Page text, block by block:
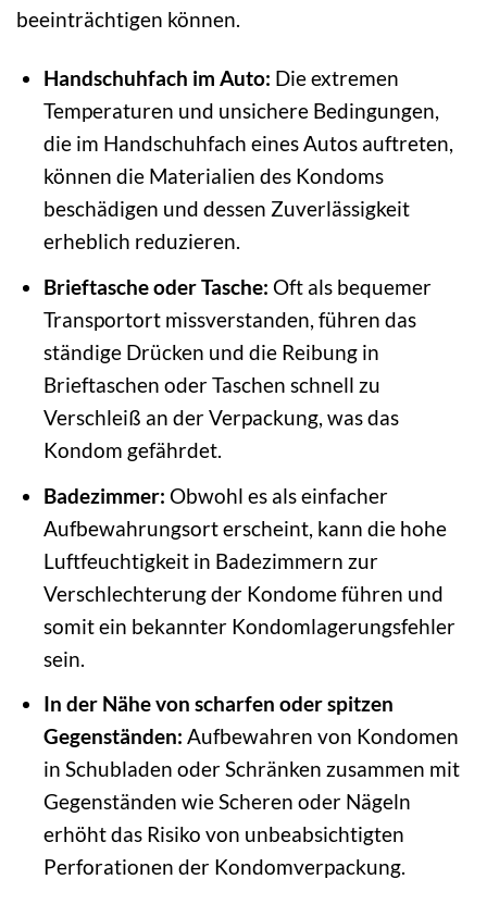
beeinträchtigen können.
Handschuhfach im Auto: Die extremen
Temperaturen und unsichere Bedingungen,
die im Handschuhfach eines Autos auftreten,
können die Materialien des Kondoms
beschädigen und dessen Zuverlässigkeit
erheblich reduzieren.
Brieftasche oder Tasche: Oft als bequemer
Transportort missverstanden, führen das
ständige Drücken und die Reibung in
Brieftaschen oder Taschen schnell zu
Verschleiß an der Verpackung, was das
Kondom gefährdet.
Badezimmer: Obwohl es als einfacher
Aufbewahrungsort erscheint, kann die hohe
Luftfeuchtigkeit in Badezimmern zur
Verschlechterung der Kondome führen und
somit ein bekannter Kondomlagerungsfehler
sein.
In der Nähe von scharfen oder spitzen
Gegenständen: Aufbewahren von Kondomen
in Schubladen oder Schränken zusammen mit
Gegenständen wie Scheren oder Nägeln
erhöht das Risiko von unbeabsichtigten
Perforationen der Kondomverpackung.